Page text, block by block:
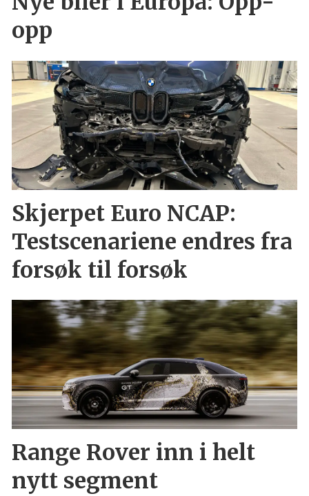
opp
Skjerpet Euro NCAP:
Testscenariene endres fra
forsøk til forsøk
Range Rover inn i helt
nytt segment